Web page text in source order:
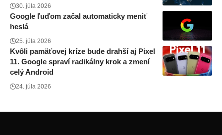
30. júla 2026
Google ľuďom začal automaticky meniť
heslá
25. júla 2026
Kvôli pamäťovej kríze bude drahší aj Pixel
11. Google spraví radikálny krok a zmení
celý Android
24. júla 2026